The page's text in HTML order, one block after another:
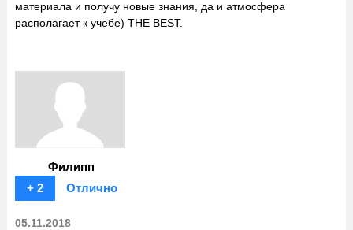
материала и получу новые знания, да и атмосфера
располагает к учебе) THE BEST.
Филипп
+ 2
Отлично
05.11.2018